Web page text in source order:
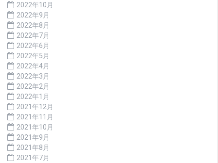
2022年10月
2022年9月
2022年8月
2022年7月
2022年6月
2022年5月
2022年4月
2022年3月
2022年2月
2022年1月
2021年12月
2021年11月
2021年10月
2021年9月
2021年8月
2021年7月